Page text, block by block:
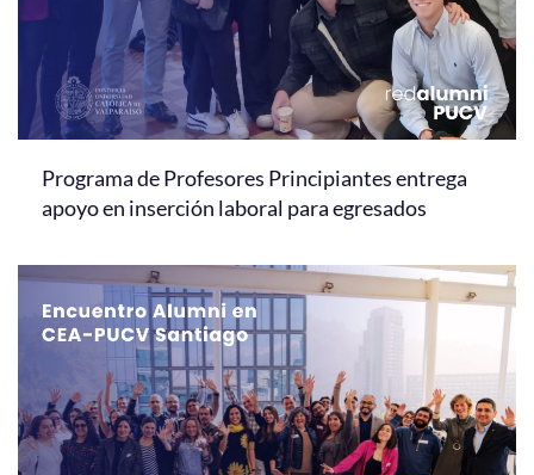
Programa de Profesores Principiantes entrega
apoyo en inserción laboral para egresados